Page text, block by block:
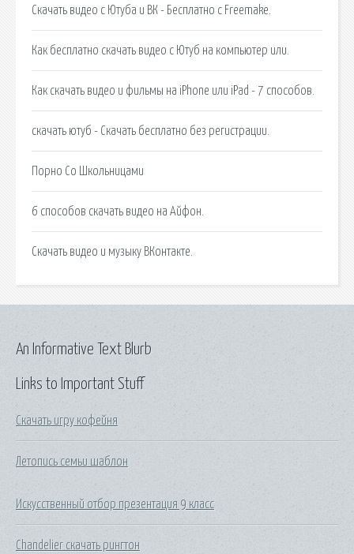
Скачать видео с Ютуба и ВК - Бесплатно с Freemake.
Как бесплатно скачать видео c Ютуб на компьютер или.
Как скачать видео и фильмы на iPhone или iPad - 7 способов.
скачать ютуб - Скачать бесплатно без регистрации.
Порно Со Школьницами
6 способов скачать видео на Айфон.
Скачать видео и музыку ВКонтакте.
Links to Important Stuff
Скачать игру кофейня
Летопись семьи шаблон
Искусственный отбор презентация 9 класс
Chandelier скачать рингтон
An Informative Text Blurb